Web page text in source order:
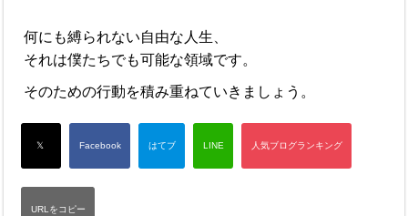
何にも縛られない自由な人生、
それは僕たちでも可能な領域です。
そのための行動を積み重ねていきましょう。